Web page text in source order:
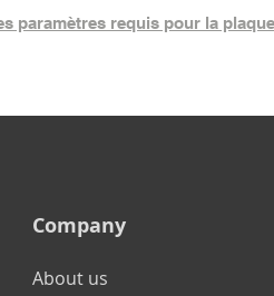
paramètres requis pour la
Company
About us